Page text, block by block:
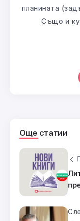
планината
Също и
Още статии